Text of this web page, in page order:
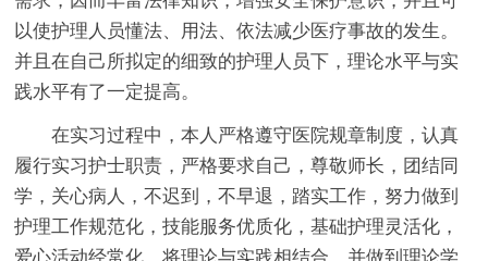
以使护理人员懂法、用法、依法减少医疗事故的发生。
并且在自己所拟定的细致的护理人员下，理论水平与实
践水平有了一定提高。
在实习过程中，本人严格遵守医院规章制度，认真
履行实习护士职责，严格要求自己，尊敬师长，团结同
学，关心病人，不迟到，不早退，踏实工作，努力做到
护理工作规范化，技能服务优质化，基础护理灵活化，